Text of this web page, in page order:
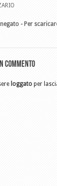
- Per
commento
loggato per